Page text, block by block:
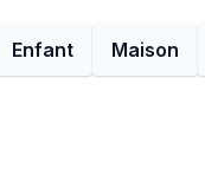
Enfant Maison